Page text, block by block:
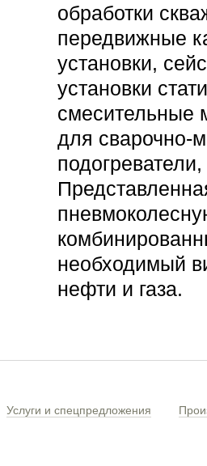
обработки
передвижные
установки,
установки
смесительные
для сварочно-
необходимый
нефти и газа.
Услуги и спецпредложения